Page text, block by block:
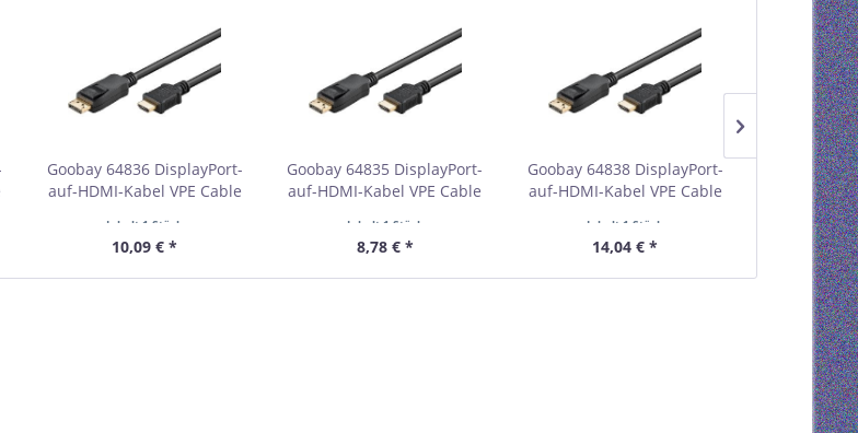
Goobay 64836 DisplayPort-
auf-HDMI-Kabel VPE Cable
Inhalt 1 Stück
10,09 € *
Goobay 64835 DisplayPort-
auf-HDMI-Kabel VPE Cable
Inhalt 1 Stück
8,78 € *
Goobay 64838 DisplayPort-
auf-HDMI-Kabel VPE Cable
Inhalt 1 Stück
14,04 € *
Goobay
auf-HDMI-
Tag